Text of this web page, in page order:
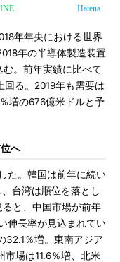
Hatena
年年央における世界
年の半導体製造装置
む。前年実績に比べて
回る。2019年も需要は
増の676億米ドルと予
へ
た。韓国は前年に続い
台湾は順位を落とし
と、中国市場が前年
伸長率が見込まれてい
32.1％増。東南アジア
市場は11.6％増、北米